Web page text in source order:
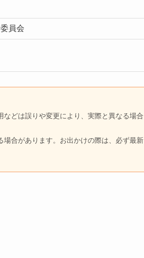
員会
どは誤りや変更により、実際と異なる場合
合があります。お出かけの際は、必ず最新